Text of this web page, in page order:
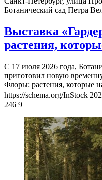
Ботанический сад Петра
Выставка
растения,
С 17 июля 2026 года,
приготовил новую
Флоры: растения, которые
https://schema.org/InStock
246 9